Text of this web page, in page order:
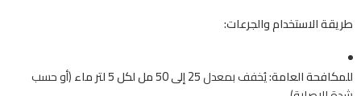
طريقة الاستخدام والجرعات:
للمكافحة العامة:يُخفف بمعدل25 إلى 50 مل لكل 5 لتر ماء
(أو حسب